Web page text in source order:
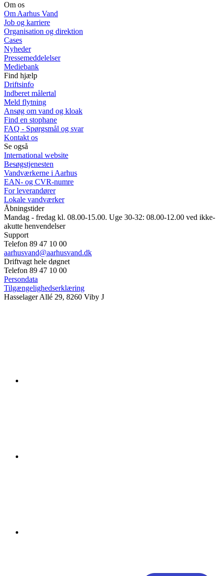
Om os
Om Aarhus Vand
Job og karriere
Organisation og direktion
Cases
Nyheder
Pressemeddelelser
Mediebank
Find hjælp
Driftsinfo
Indberet målertal
Meld flytning
Ansøg om vand og kloak
Find en stophane
FAQ - Spørgsmål og svar
Kontakt os
Se også
International website
Besøgstjenesten
Vandværkerne i Aarhus
EAN- og CVR-numre
For leverandører
Lokale vandværker
Åbningstider
Mandag - fredag kl. 08.00-15.00. Uge 30-32: 08.00-12.00 ved ikke-
akutte henvendelser
Support
Telefon 89 47 10 00
aarhusvand@aarhusvand.dk
Driftvagt hele døgnet
Telefon 89 47 10 00
Persondata
Tilgængelighedserklæring
Hasselager Allé 29, 8260 Viby J